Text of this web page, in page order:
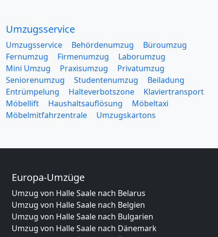
Umzugsservice
Umzugsservice Behördenumzug
Büroumzug
Fernumzug
Firmenumzug
Laborumzug
Mini Umzug
Praxisumzug
Privatumzug
Seniorenumzug
Studentenumzug
Beiladung
Entrümpelung
Halteverbotszone
Klaviertransport
Möbellift
Haushaltsauflösung
Möbeltaxi
Möbelmitfahrzentrale
Umzugskartons
Europa-Umzüge
Umzug von Halle Saale nach Belarus
Umzug von Halle Saale nach Belgien
Umzug von Halle Saale nach Bulgarien
Umzug von Halle Saale nach Dänemark